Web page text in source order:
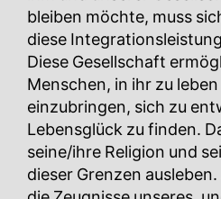
bleiben möchte, muss
diese
Diese Gesellschaft
Menschen, in ihr zu
einzubringen, sich zu
Lebensglück zu finden.
seine/ihre Religion und
dieser Grenzen